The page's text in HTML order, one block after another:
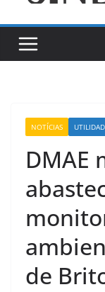
NOTÍCIAS
DMAE
de